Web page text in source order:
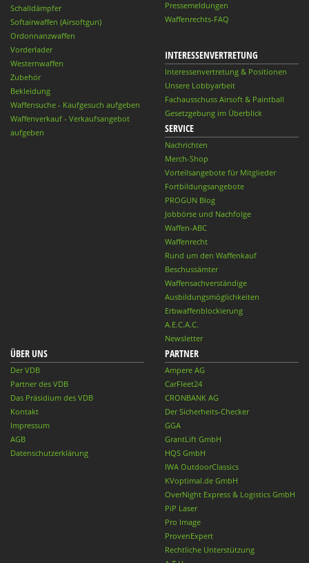
Schalldämpfer
Softairwaffen (Airsoftgun)
Ordonnanzwaffen
Vorderlader
Westernwaffen
Zubehör
Bekleidung
Waffensuche - Kaufgesuch aufgeben
Waffenverkauf - Verkaufsangebot
aufgeben
Pressemeldungen
Waffenrechts-FAQ
INTERESSENVERTRETUNG
Interessenvertretung & Positionen
Unsere Lobbyarbeit
Fachausschuss Airsoft & Paintball
Gesetzgebung im Überblick
SERVICE
Nachrichten
Merch-Shop
Vorteilsangebote für Mitglieder
Fortbildungsangebote
PROGUN Blog
Jobbörse und Nachfolge
Waffen-ABC
Waffenrecht
Rund um den Waffenkauf
Beschussämter
Waffensachverständige
Ausbildungsmöglichkeiten
Erbwaffenblockierung
A.E.C.A.C.
Newsletter
ÜBER UNS
Der VDB
Partner des VDB
Das Präsidium des VDB
Kontakt
Impressum
AGB
Datenschutzerklärung
PARTNER
Ampere AG
CarFleet24
CRONBANK AG
Der Sicherheits-Checker
GGA
GrantLift GmbH
HQS GmbH
IWA OutdoorClassics
KVoptimal.de GmbH
OverNight Express & Logistics GmbH
PiP Laser
Pro Image
ProvenExpert
Rechtliche Unterstützung